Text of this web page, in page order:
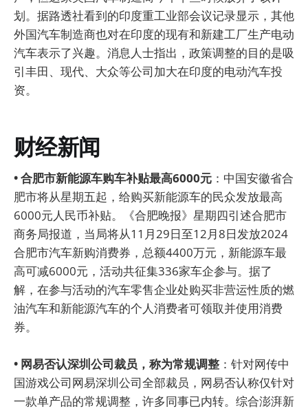
划。据路透社看到的印度重工业部会议记录显示，其他
外国汽车制造商也对在印度的现有和新建工厂生产电动
汽车表示了兴趣。消息人士指出，政策调整的目的是吸
引丰田、现代、大众等公司加大在印度的电动汽车投
资。
财经新闻
• 合肥市新能源车购车补贴最高6000元 ：中国安徽省合
肥市将从星期五起，给购买新能源车的民众发放最高
6000元人民币补贴。《合肥晚报》星期四引述合肥市
商务局报道，当局将从11月29日至12月8日发放2024
合肥市汽车新购消费券，总额4400万元，新能源车最
高可减6000元，活动共征集336家车企参与。据了
解，在参与活动的汽车零售企业处购买非营运性质的燃
油汽车和新能源汽车的个人消费者可领取并使用消费
券。
• 网易否认深圳公司裁员，称为常规调整 ：针对网传中
国游戏公司网易深圳公司全部裁员，网易否认称仅针对
一款单产品的常规调整，许多同事已内转。综合澎湃新